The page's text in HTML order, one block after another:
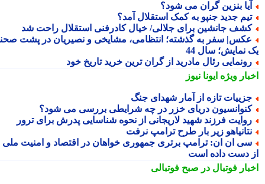
بنزین گران می شود؟
جدید جنپو به کمک استقلال آمد؟
جانشین برای جلالی/ خیال کادرفنی استقلال راحت شد
سفر به گذشته؛ انتظامی، مشایخی و نصیریان در پشت صحنه
نمایش؛ سال 44
رئال مادرید از گران ترین خرید تاریخ خود
ویژهایونا نیوز
تازه از آمار شهدای جنگ
دریای خزر در چه شرایطی بررسی می شود؟
فرزند شهید لاریجانی از نحوه شناسایی پدرش برای ترور
زیر بار طرح ترامپ نرفت
ان ان: ترامپ برتری جمهوری خواهان در اقتصاد و امنیت ملی را
دست داده است
فوتبال در صبح فوتبالی